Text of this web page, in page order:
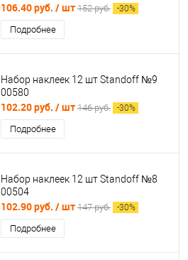
106.40 руб. / шт 152 руб. -30%
Подробнее
Набор наклеек 12 шт Standoff №9
00580
102.20 руб. / шт 146 руб. -30%
Подробнее
Набор наклеек 12 шт Standoff №8
00504
102.90 руб. / шт 147 руб. -30%
Подробнее